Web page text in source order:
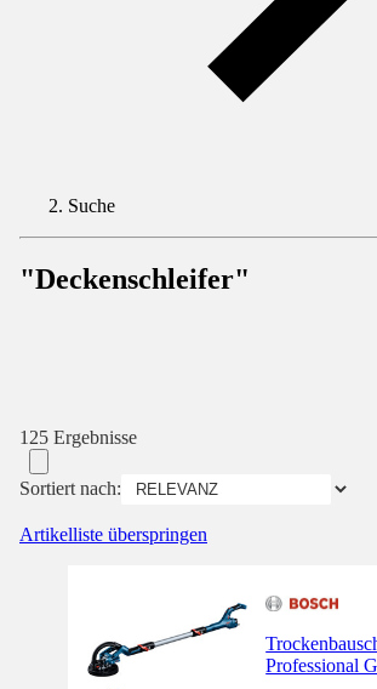
Suche
"Deckenschleifer"
125 Ergebnisse
Sortiert nach:
Artikelliste überspringen
Professional